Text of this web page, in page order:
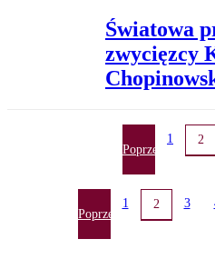
Światowa
zwycięzcy
Poprzednia
1 2
Poprzednia
1 2 3